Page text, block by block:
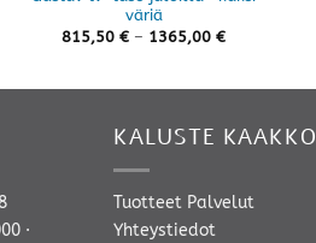
väriä
815,50 € – 1365,00 €Hintaluokka:
·
KALUSTE KAAKKO
Tuotteet Palvelut
Yhteystiedot